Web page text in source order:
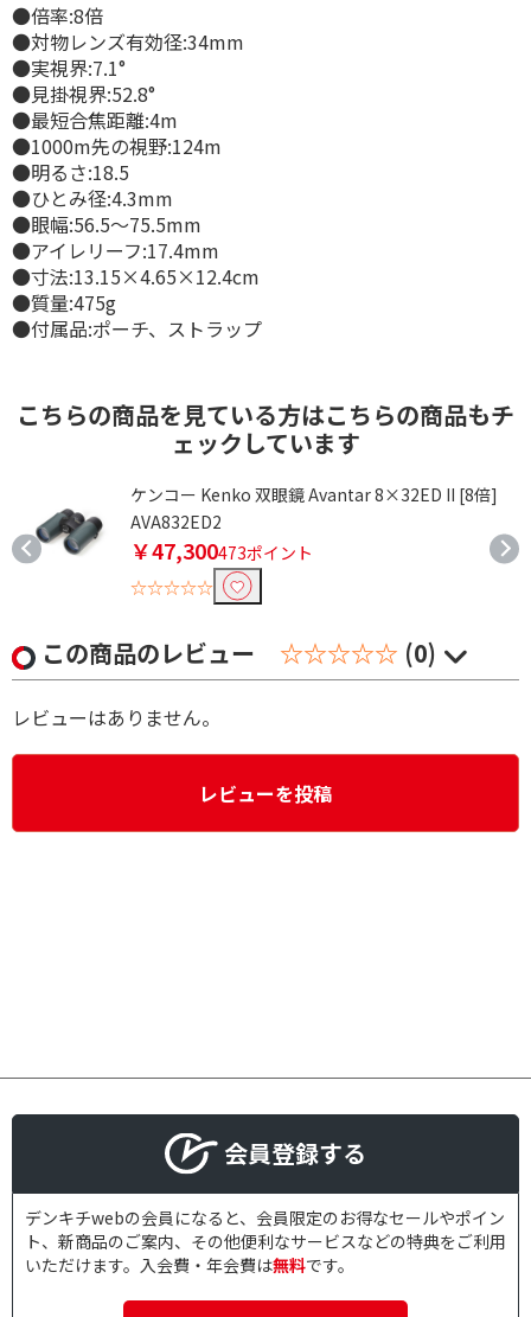
●倍率:8倍
●対物レンズ有効径:34mm
●実視界:7.1°
●見掛視界:52.8°
●最短合焦距離:4m
●1000m先の視野:124m
●明るさ:18.5
●ひとみ径:4.3mm
●眼幅:56.5～75.5mm
●アイレリーフ:17.4mm
●寸法:13.15×4.65×12.4cm
●質量:475g
●付属品:ポーチ、ストラップ
こちらの商品を見ている方はこちらの商品もチ
ェックしています
ケンコー Kenko 双眼鏡 Avantar 8×32ED II [8倍]
AVA832ED2
￥47,300473ポイント
☆☆☆☆☆
この商品のレビュー ☆☆☆☆☆ (0)
レビューはありません。
レビューを投稿
会員登録する
デンキチwebの会員になると、会員限定のお得なセールやポイン
ト、新商品のご案内、その他便利なサービスなどの特典をご利用
いただけます。入会費・年会費は無料です。